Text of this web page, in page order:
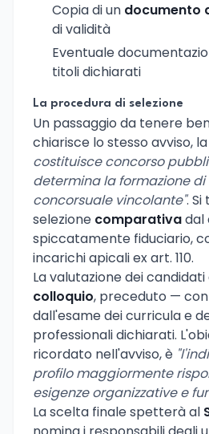
Copia di un documento
di validità
Eventuale
titoli dichiarati
La procedura di selezione
Un passaggio da tenere
chiarisce lo stesso avviso,
costituisce concorso
determina la formazione
concorsuale vincolante".
selezione comparativadal
spiccatamente fiduciario,
incarichi apicali ex art. 110.
La valutazione dei
colloquio, preceduto —
dall'esame dei curricula e
professionali dichiarati.
ricordato nell'avviso, è
profilo maggiormente
esigenze organizzative e
La scelta finale spetterà al